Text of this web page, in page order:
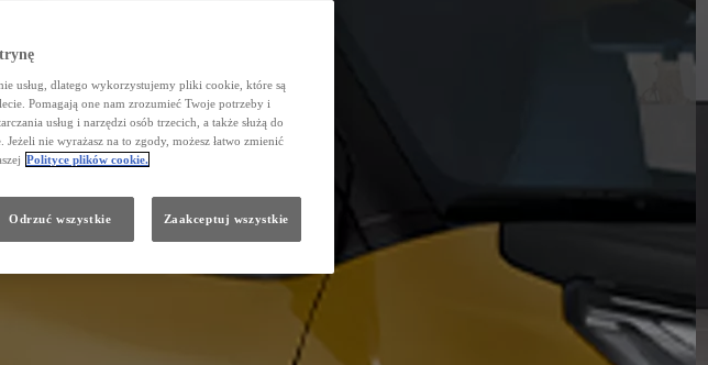
usług, dlatego wykorzystujemy pliki cookie, które są
Pomagają one nam zrozumieć Twoje potrzeby i
usług i narzędzi osób trzecich, a także służą do
nie wyrażasz na to zgody, możesz łatwo zmienić
Polityce plików cookie.
Odrzuć wszystkie Zaakceptuj wszystkie